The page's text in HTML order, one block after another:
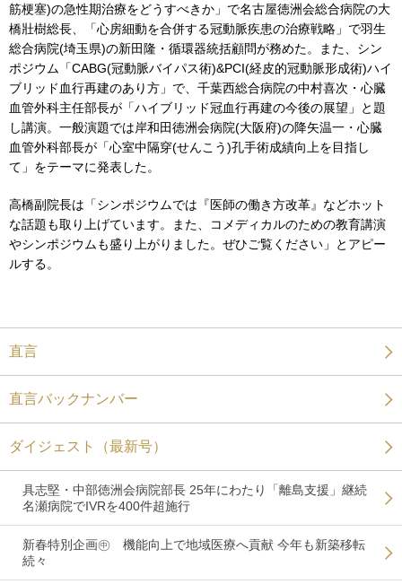
筋梗塞)の急性期治療をどうすべきか」で名古屋徳洲会総合病院の大
橋壯樹総長、「心房細動を合併する冠動脈疾患の治療戦略」で羽生
総合病院(埼玉県)の新田隆・循環器統括顧問が務めた。また、シン
ポジウム「CABG(冠動脈バイパス術)&PCI(経皮的冠動脈形成術)ハイ
ブリッド血行再建のあり方」で、千葉西総合病院の中村喜次・心臓
血管外科主任部長が「ハイブリッド冠血行再建の今後の展望」と題
し講演。一般演題では岸和田徳洲会病院(大阪府)の降矢温一・心臓
血管外科部長が「心室中隔穿(せんこう)孔手術成績向上を目指し
て」をテーマに発表した。
高橋副院長は「シンポジウムでは『医師の働き方改革』などホット
な話題も取り上げています。また、コメディカルのための教育講演
やシンポジウムも盛り上がりました。ぜひご覧ください」とアピー
ルする。
直言
直言バックナンバー
ダイジェスト（最新号）
具志堅・中部徳洲会病院部長 25年にわたり「離島支援」継続
名瀬病院でIVRを400件超施行
新春特別企画㊥ 機能向上で地域医療へ貢献 今年も新築移転
続々